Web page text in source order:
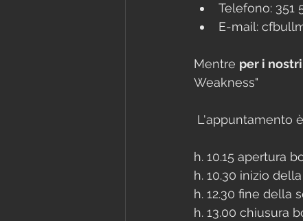
Telefono: 351
E-mail:
Mentre per i
Weakness"
L'appuntamento
h. 10.15 apertura
h. 10.30 inizio
h. 12.30 fine della
h. 13.00 chiusura